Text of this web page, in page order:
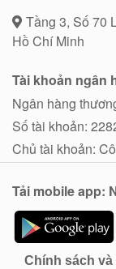
Tầng 3, Số 70
Hồ Chí Minh
Tài khoản ngân
Ngân hàng
Số tài khoản:
Chủ tài khoản:
Tải mobile app:
Chính sách